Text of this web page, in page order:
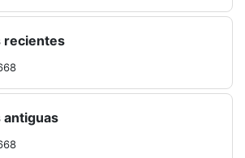
recientes
antiguas